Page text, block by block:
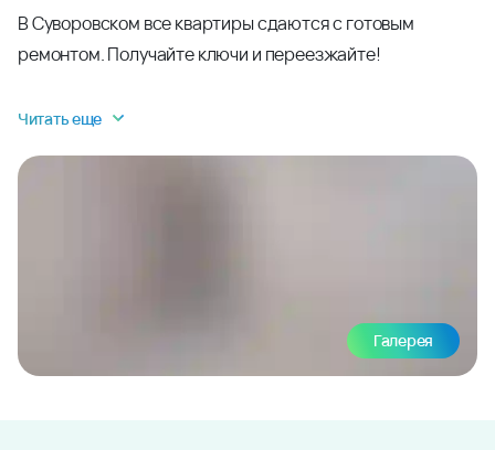
В Суворовском все квартиры сдаются с готовым
ремонтом. Получайте ключи и переезжайте!
Читать еще
Галерея